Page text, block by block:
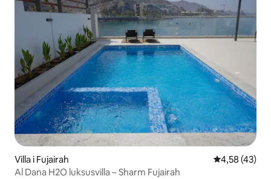
Villa i Fujairah 4,58 ud af 5 i
4,58 (43)
Al Dana H2O luksusvilla – Sharm Fujairah